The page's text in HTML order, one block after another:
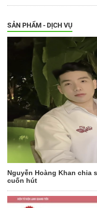
SẢN PHẨM - DỊCH VỤ
Nguyễn Hoàng Khan chia
cuốn hút